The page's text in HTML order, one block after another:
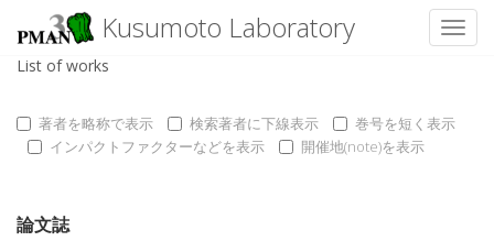
Kusumoto Laboratory
List of works
著者を略称で表示 検索著者に下線表示
巻号を短く表示
インパクトファクターなどを表示
開催地(note)を表示
論文誌